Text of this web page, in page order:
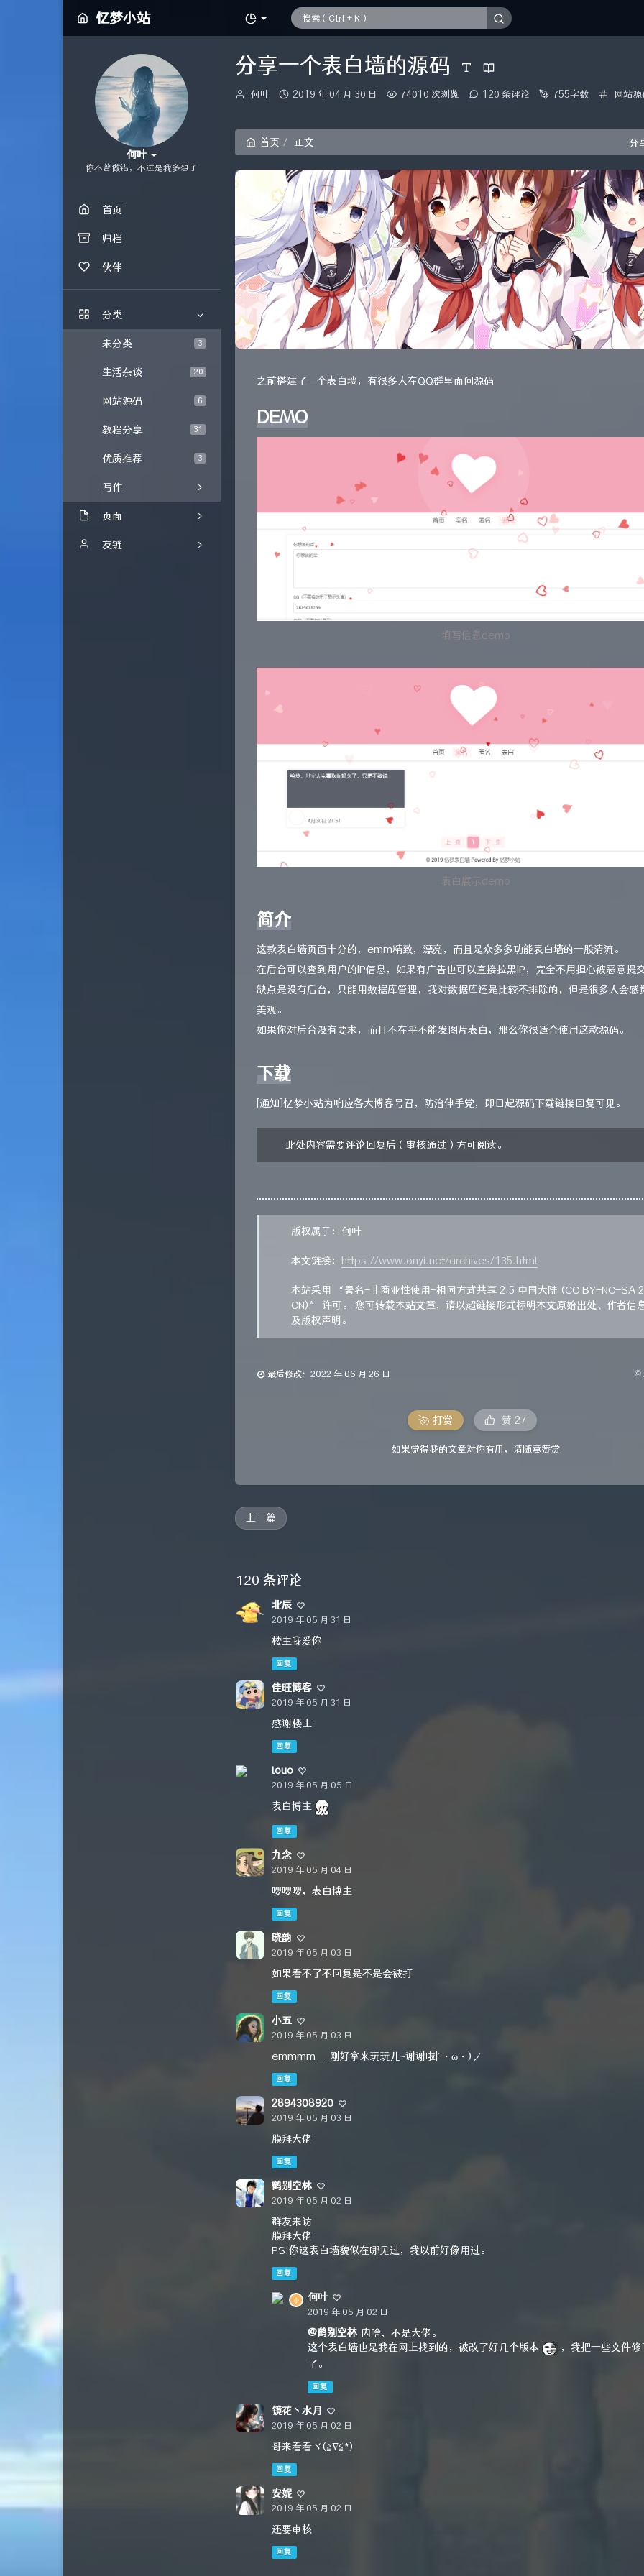
忆梦小站
何叶
你不曾做错，不过是我多想了
首页
归档
伙伴
分类
3
未分类
20
生活杂谈
6
网站源码
31
教程分享
3
优质推荐
写作
页面
时光机
友链
分享一个表白墙的源码
博
何叶
发
间：
2019 年 04 月 30 日 74010 次浏览 120 条评论 755字数
分
网站源
首页 正文 分
之前搭建了一个表白墙，有很多人在QQ群里面问源码
DEMO
填写信息demo
表白展示demo
简介
这款表白墙页面十分的，emm精致，漂亮，而且是众多多功能表白墙的一股清流。
在后台可以查到用户的IP信息，如果有广告也可以直接拉黑IP，完全不用担心被恶意提
缺点是没有后台，只能用数据库管理，我对数据库还是比较不排除的，但是很多人会感
美观。
如果你对后台没有要求，而且不在乎不能发图片表白，那么你很适合使用这款源码。
下载
[通知]忆梦小站为响应各大博客号召，防治伸手党，即日起源码下载链接回复可见。
此处内容需要评论回复后（审核通过）方可阅读。
版权属于：何叶
本文链接： https://www.onyi.net/archives/135.html
本站采用 “署名-非商业性使用-相同方式共享 2.5 中国大陆 (CC BY-NC-SA
CN)” 许可。 您可转载本站文章，请以超链接形式标明本文原始出处、作者信
及版权声明。
最后修改：2022 年 06 月 26 日 ©
打赏 赞 27
如果觉得我的文章对你有用，请随意赞赏
上一篇
120 条评论
北辰
2019 年 05 月 31 日
楼主我爱你
回复
佳旺博客
2019 年 05 月 31 日
感谢楼主
回复
louo
2019 年 05 月 05 日
表白博主
回复
九念
2019 年 05 月 04 日
嘤嘤嘤，表白博主
回复
晓韵
2019 年 05 月 03 日
如果看不了不回复是不是会被打
回复
小五
2019 年 05 月 03 日
emmmm....刚好拿来玩玩儿~谢谢啦|´・ω・)ノ
回复
2894308920
2019 年 05 月 03 日
膜拜大佬
回复
鹤别空林
2019 年 05 月 02 日
群友来访
膜拜大佬
PS:你这表白墙貌似在哪见过，我以前好像用过。
回复
何叶
2019 年 05 月 02 日
@鹤别空林 内啥，不是大佬。
这个表白墙也是我在网上找到的，被改了好几个版本
，我把一些文件修
了。
回复
镜花丶水月
2019 年 05 月 02 日
哥来看看ヾ(≧∇≦*)ゝ
回复
安妮
2019 年 05 月 02 日
还要审核
回复